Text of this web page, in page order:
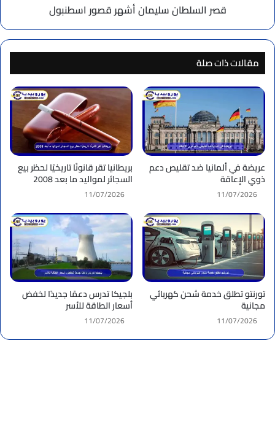
قصر السلطان سليمان أشهر قصور اسطنبول
مقالات ذات صلة
عريضة في ألمانيا ضد تقليص دعم
ذوي الإعاقة
11/07/2026
بريطانيا تقر قانونًا تاريخيًا لحظر بيع
السجائر لمواليد ما بعد 2008
11/07/2026
تورنتو تطلق خدمة شحن كهربائي
مجانية
11/07/2026
بلجيكا تدرس دعمًا جديدًا لخفض
أسعار الطاقة للأسر
11/07/2026